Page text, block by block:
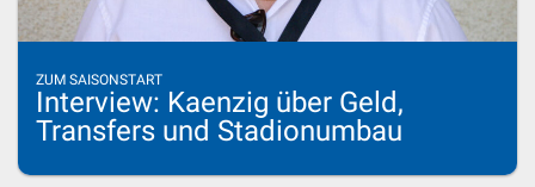
ZUM SAISONSTART
Interview: Kaenzig über Geld,
Transfers und Stadionumbau